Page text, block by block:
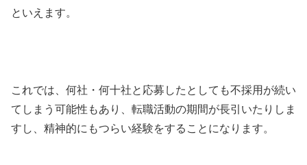
といえます。
これでは、何社・何十社と応募したとしても不採用が続い
てしまう可能性もあり、転職活動の期間が長引いたりしま
すし、精神的にもつらい経験をすることになります。